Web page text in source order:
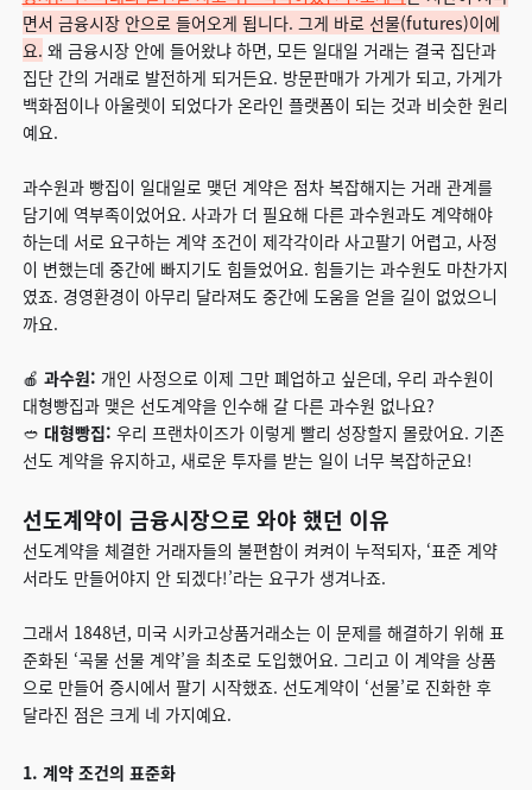
면서 금융시장 안으로 들어오게 됩니다. 그게 바로 선물(futures)이에
요. 왜 금융시장 안에 들어왔냐 하면, 모든 일대일 거래는 결국 집단과
집단 간의 거래로 발전하게 되거든요. 방문판매가 가게가 되고, 가게가
백화점이나 아울렛이 되었다가 온라인 플랫폼이 되는 것과 비슷한 원리
예요.
과수원과 빵집이 일대일로 맺던 계약은 점차 복잡해지는 거래 관계를
담기에 역부족이었어요. 사과가 더 필요해 다른 과수원과도 계약해야
하는데 서로 요구하는 계약 조건이 제각각이라 사고팔기 어렵고, 사정
이 변했는데 중간에 빠지기도 힘들었어요. 힘들기는 과수원도 마찬가지
였죠. 경영환경이 아무리 달라져도 중간에 도움을 얻을 길이 없었으니
까요.
🍎 과수원: 개인 사정으로 이제 그만 폐업하고 싶은데, 우리 과수원이
대형빵집과 맺은 선도계약을 인수해 갈 다른 과수원 없나요?
🥙 대형빵집: 우리 프랜차이즈가 이렇게 빨리 성장할지 몰랐어요. 기존
선도 계약을 유지하고, 새로운 투자를 받는 일이 너무 복잡하군요!
선도계약이 금융시장으로 와야 했던 이유
선도계약을 체결한 거래자들의 불편함이 켜켜이 누적되자, ‘표준 계약
서라도 만들어야지 안 되겠다!’라는 요구가 생겨나죠.
그래서 1848년, 미국 시카고상품거래소는 이 문제를 해결하기 위해 표
준화된 ‘곡물 선물 계약’을 최초로 도입했어요. 그리고 이 계약을 상품
으로 만들어 증시에서 팔기 시작했죠. 선도계약이 ‘선물’로 진화한 후
달라진 점은 크게 네 가지예요.
1. 계약 조건의 표준화